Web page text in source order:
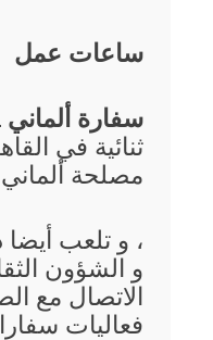
ساعات عمل
سفارة ألماني
ثنائية في
مصلحة
، و تلعب أيضا
و الشؤون
الاتصال مع
فعاليات